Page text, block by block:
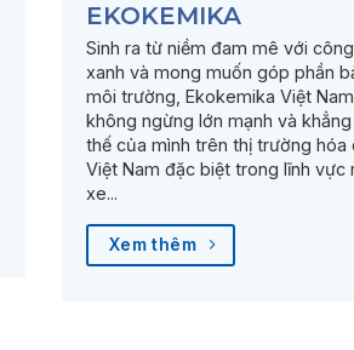
EKOKEMIKA
Sinh ra từ niềm đam mê với
xanh và mong muốn góp phần
môi trường, Ekokemika Việt
không ngừng lớn mạnh và
thế của mình trên thị trường hóa
Việt Nam đặc biệt trong lĩnh vực
xe...
Xem thêm